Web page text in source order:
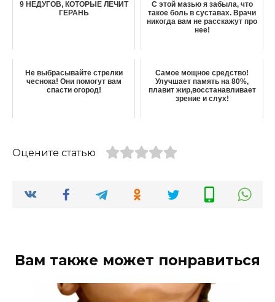
9 НЕДУГОВ, КОТОРЫЕ ЛЕЧИТ
ГЕРАНЬ
С этой мазью я забыла, что
такое боль в суставах. Врачи
никогда вам не расскажут про
нее!
Не выбрасывайте стрелки
чеснока! Они помогут вам
спасти огород!
Самое мощное средство!
Улучшает память на 80%,
плавит жир,восстанавливает
зрение и слух!
Оцените статью
Вам также может понравиться